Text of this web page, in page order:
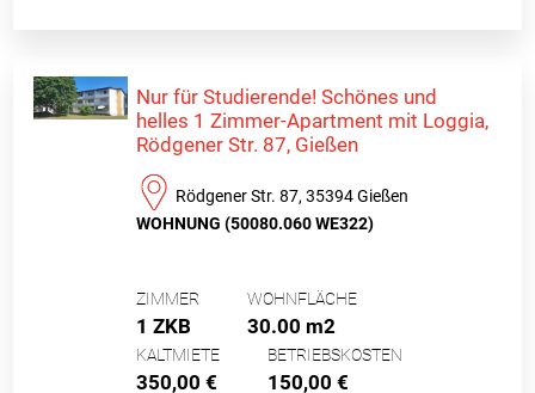
Nur für Studierende! Schönes und
helles 1 Zimmer-Apartment mit Loggia,
Rödgener Str. 87, Gießen
Rödgener Str. 87, 35394 Gießen
WOHNUNG (50080.060 WE322)
ZIMMER
1 ZKB
WOHNFLÄCHE
30.00 m2
KALTMIETE
350,00 €
BETRIEBSKOSTEN
150,00 €